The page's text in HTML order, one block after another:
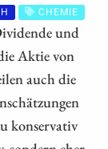
CHEMIE
und
Aktie von
auch die
konservativ